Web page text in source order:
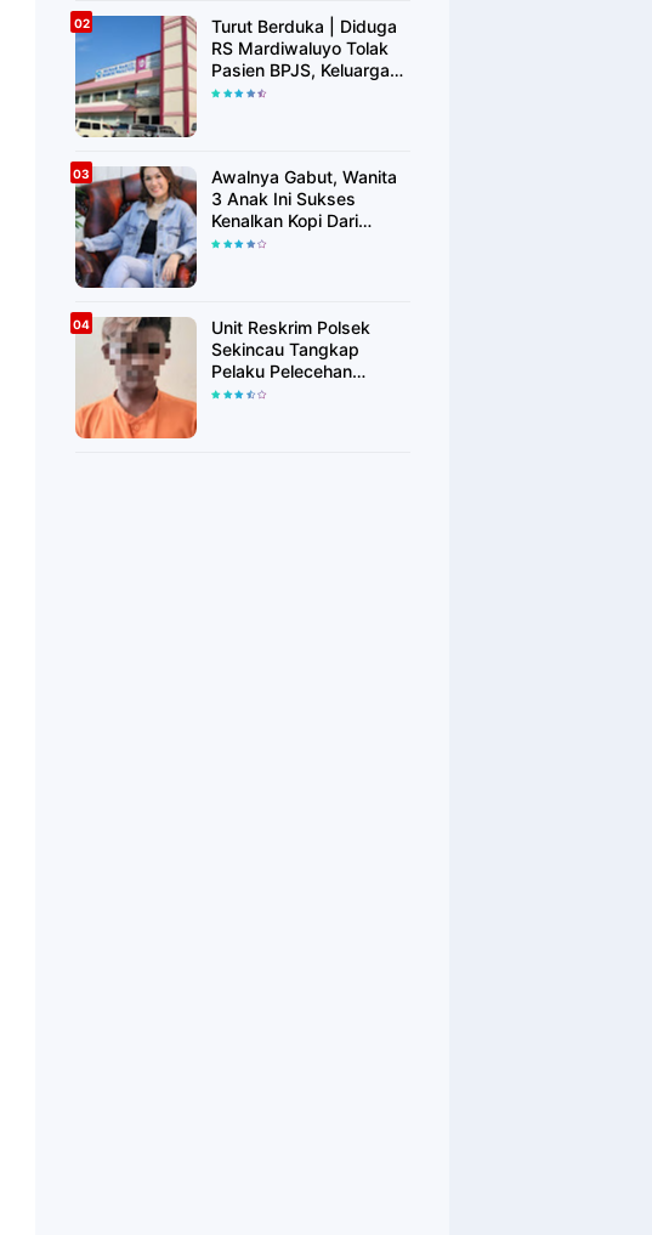
Turut Berduka | Diduga
RS Mardiwaluyo Tolak
Pasien BPJS, Keluarga
Pasien: "ini Yang
Awalnya Gabut, Wanita
3 Anak Ini Sukses
Kenalkan Kopi Dari
Simalungun di Bekasi
Unit Reskrim Polsek
Sekincau Tangkap
Pelaku Pelecehan
Seksual Anak di Bawah